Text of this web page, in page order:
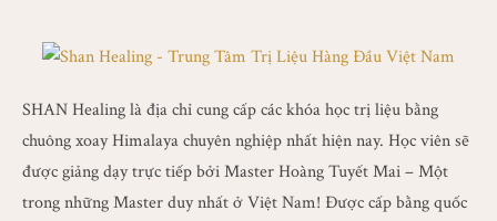
SHAN Healing là địa chỉ cung cấp các khóa học trị liệu bằng
chuông xoay Himalaya chuyên nghiệp nhất hiện nay. Học viên sẽ
được giảng dạy trực tiếp bởi Master Hoàng Tuyết Mai – Một
trong những Master duy nhất ở Việt Nam! Được cấp bằng quốc